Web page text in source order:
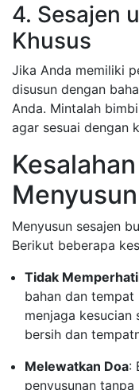
4. Sesajen
Khusus
Jika Anda memiliki
disusun dengan
Anda. Mintalah
agar sesuai dengan
Menyusun sesajen
Berikut beberapa
Tidak
bahan dan
menjaga kesucian
bersih dan
Melewatkan Doa:
penyusunan